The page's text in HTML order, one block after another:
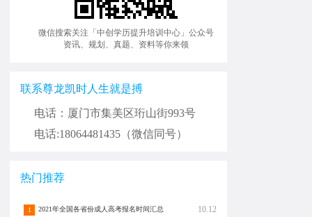
微信搜索关注「中创学历提升培训中心」公众号
资讯、规划、真题、资料等你来领
联系尊龙凯时人生就是搏
电话：厦门市集美区珩山街993号
电话:18064481435（微信同号）
热门推荐
1 2021年全国各省份成人高考报名时间汇总 10.12